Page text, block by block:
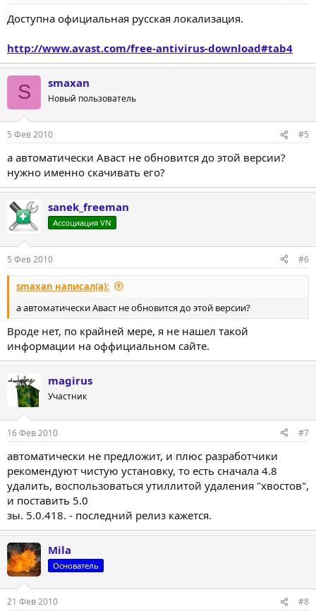
Доступна официальная русская локализация.
http://www.avast.com/free-antivirus-download#tab4
S smaxan
Новый пользователь
5 Фев 2010 #5
а автоматически Аваст не обновится до этой версии?
нужно именно скачивать его?
sanek_freeman
Ассоциация VN
5 Фев 2010 #6
smaxan написал(а):
а автоматически Аваст не обновится до этой версии?
Вроде нет, по крайней мере, я не нашел такой
информации на оффициальном сайте.
magirus
Участник
16 Фев 2010 #7
автоматически не предложит, и плюс разработчики
рекомендуют чистую установку, то есть сначала 4.8
удалить, воспользоваться утиллитой удаления "хвостов",
и поставить 5.0
зы. 5.0.418. - последний релиз кажется.
Mila
Основатель
21 Фев 2010 #8